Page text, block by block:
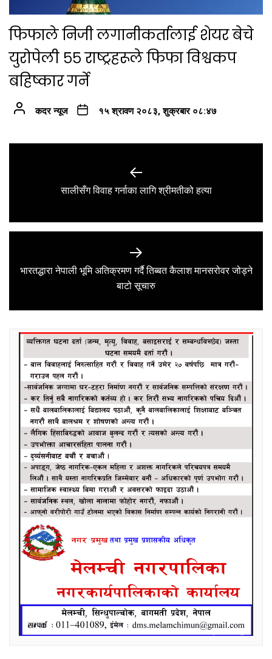
फिफाले निजी लगानीकर्तालाई शेयर बेचे
युरोपेली ५५ राष्ट्रहरूले फिफा विश्वकप
बहिष्कार गर्ने
कदर न्यूज १५ श्रावण २०८३, शुक्रबार ०८:४७
Previous
सालीसँग विवाह गर्नाका लागि श्रीमतीको हत्या
Next
post:
भारतद्धारा नेपाली भूमि अतिक्रमण गर्दै तिब्बत कैलाश मानसरोवर जोड्ने
बाटो सूचारु